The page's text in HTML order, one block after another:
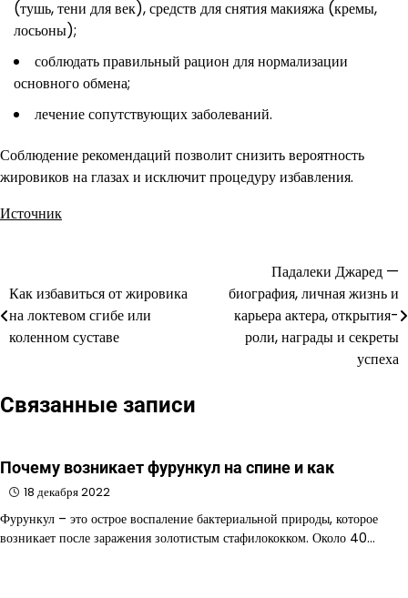
(тушь, тени для век), средств для снятия макияжа (кремы,
лосьоны);
соблюдать правильный рацион для нормализации
основного обмена;
лечение сопутствующих заболеваний.
Соблюдение рекомендаций позволит снизить вероятность
жировиков на глазах и исключит процедуру избавления.
Источник
по
записям
Как избавиться от жировика
на локтевом сгибе или
коленном суставе
Падалеки Джаред —
биография, личная жизнь и
карьера актера, открытия-
роли, награды и секреты
успеха
Связанные записи
Почему возникает фурункул на спине и как
18 декабря 2022
Фурункул – это острое воспаление бактериальной природы, которое
возникает после заражения золотистым стафилококком. Около 40…